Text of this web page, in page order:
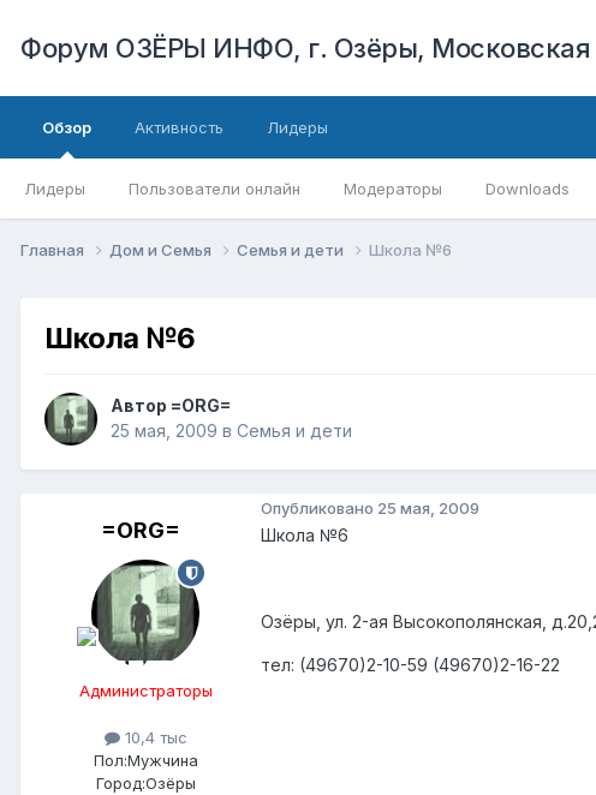
Форум ОЗЁРЫ ИНФО, г. Озёры, Московская
Обзор
Лидеры Пользователи онлайн Модераторы Downloads
Активность Лидеры
Главная Дом и Семья Семья и дети Школа №6
Школа №6
Автор =ORG=
25 мая, 2009 в Семья и дети
=ORG=
Администраторы
10,4 тыс
Пол:Мужчина
Город:Озёры
Опубликовано 25 мая, 2009
Школа №6
Озёры, ул. 2-ая Высокополянская,
тел: (49670)2-10-59 (49670)2-16-22